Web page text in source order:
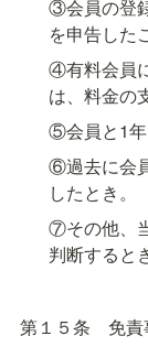
③会員の登
を申告した
④有料会員
は、料金の
⑤会員と1年
⑥過去に会
したとき。
⑦その他、
判断すると
第１５条　免